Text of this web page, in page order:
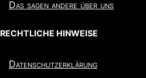
Das sagen andere über uns
RECHTLICHE HINWEISE
Datenschutzerklärung